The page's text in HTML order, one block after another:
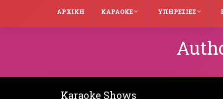
ΑΡΧΙΚΉ ΚΑΡΑΌΚΕ ΥΠΗΡΕΣΙΕΣ
Karaoke Shows